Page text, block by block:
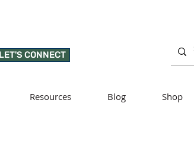
LET'S CONNECT
Resources Blog Shop